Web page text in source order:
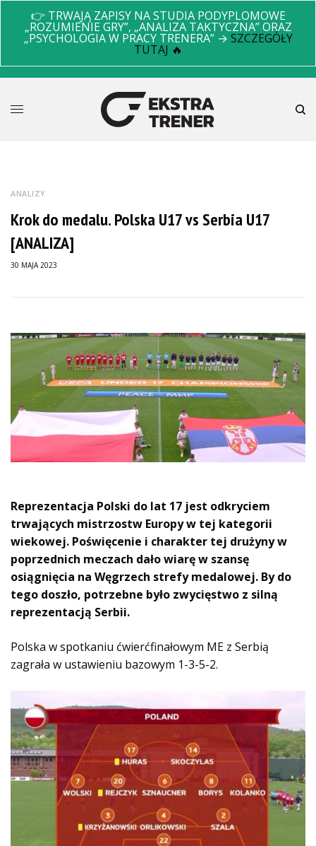
👉 TRWAJĄ ZAPISY NA STUDIA PODYPLOMOWE
„ROZUMIENIE GRY”, „ANALIZA TAKTYCZNA” ORAZ
„PSYCHOLOGIA W PRACY TRENERA” → SZCZEGÓŁY
TUTAJ 🔥
ANALIZY
Krok do medalu. Polska U17 vs Serbia U17
[ANALIZA]
30 MAJA 2023
Reprezentacja Polski do lat 17 jest odkryciem
trwających mistrzostw Europy w tej kategorii
wiekowej. Poświęcenie i charakter tej drużyny w
poprzednich meczach dało wiarę w szansę
osiągnięcia na Węgrzech strefy medalowej. By do
tego doszło, potrzebne było zwycięstwo z silną
reprezentacją Serbii.
Polska w spotkaniu ćwierćfinałowym ME z Serbią
zagrała w ustawieniu bazowym 1-3-5-2.